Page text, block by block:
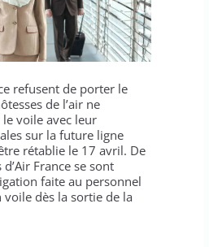
refusent de porter le
de l’air ne
voile avec leur
sur la future ligne
rétablie le 17 avril. De
France se sont
faite au personnel
dès la sortie de la